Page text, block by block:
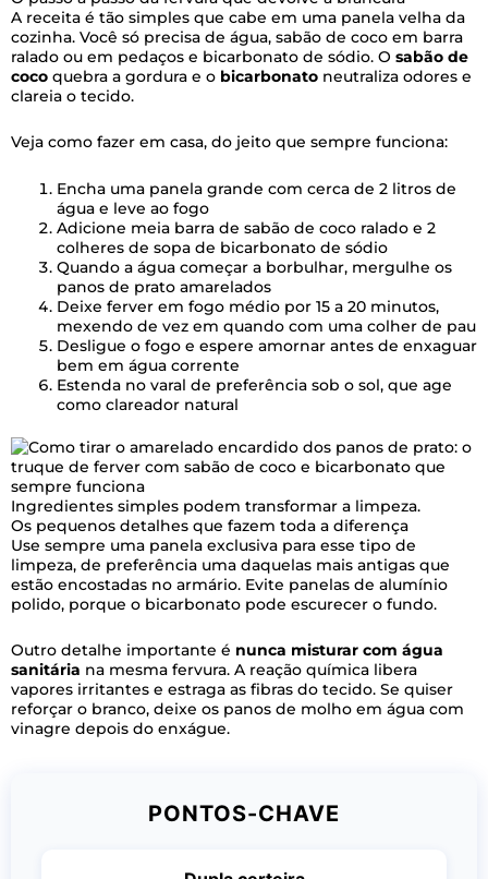
A receita é tão simples que cabe em uma panela velha da
cozinha. Você só precisa de água, sabão de coco em barra
ralado ou em pedaços e bicarbonato de sódio. O sabão de
coco quebra a gordura e o bicarbonato neutraliza odores e
clareia o tecido.
Veja como fazer em casa, do jeito que sempre funciona:
Encha uma panela grande com cerca de 2 litros de
água e leve ao fogo
Adicione meia barra de sabão de coco ralado e 2
colheres de sopa de bicarbonato de sódio
Quando a água começar a borbulhar, mergulhe os
panos de prato amarelados
Deixe ferver em fogo médio por 15 a 20 minutos,
mexendo de vez em quando com uma colher de pau
Desligue o fogo e espere amornar antes de enxaguar
bem em água corrente
Estenda no varal de preferência sob o sol, que age
como clareador natural
Ingredientes simples podem transformar a limpeza.
Os pequenos detalhes que fazem toda a diferença
Use sempre uma panela exclusiva para esse tipo de
limpeza, de preferência uma daquelas mais antigas que
estão encostadas no armário. Evite panelas de alumínio
polido, porque o bicarbonato pode escurecer o fundo.
Outro detalhe importante é nunca misturar com água
sanitária na mesma fervura. A reação química libera
vapores irritantes e estraga as fibras do tecido. Se quiser
reforçar o branco, deixe os panos de molho em água com
vinagre depois do enxágue.
PONTOS-CHAVE